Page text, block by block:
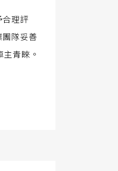
理評
隊妥善
青睞。